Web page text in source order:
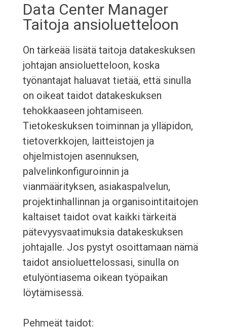
Data Center Manager
Taitoja ansioluetteloon
On tärkeää lisätä taitoja datakeskuksen
johtajan ansioluetteloon, koska
työnantajat haluavat tietää, että sinulla
on oikeat taidot datakeskuksen
tehokkaaseen johtamiseen.
Tietokeskuksen toiminnan ja ylläpidon,
tietoverkkojen, laitteistojen ja
ohjelmistojen asennuksen,
palvelinkonfiguroinnin ja
vianmäärityksen, asiakaspalvelun,
projektinhallinnan ja organisointitaitojen
kaltaiset taidot ovat kaikki tärkeitä
pätevyysvaatimuksia datakeskuksen
johtajalle. Jos pystyt osoittamaan nämä
taidot ansioluettelossasi, sinulla on
etulyöntiasema oikean työpaikan
löytämisessä.
Pehmeät taidot: